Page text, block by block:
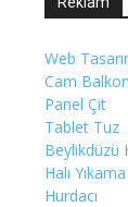
Web
Cam Balkon
Panel Çit
Tablet Tuz
Beylikdüzü
Halı Yıkama
Hurdacı